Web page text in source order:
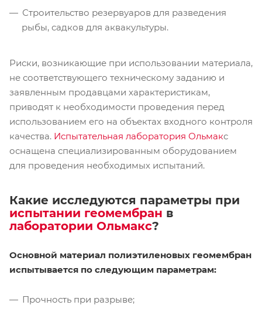
Строительство резервуаров для разведения
рыбы, садков для аквакультуры.
Риски, возникающие при использовании материала,
не соответствующего техническому заданию и
заявленным продавцами характеристикам,
приводят к необходимости проведения перед
использованием его на объектах входного контроля
качества. Испытательная лаборатория Ольмакс
оснащена специализированным оборудованием
для проведения необходимых испытаний.
Какие исследуются параметры при
испытании геомембран в
лаборатории Ольмакс?
Основной материал полиэтиленовых геомембран
испытывается по следующим параметрам:
Прочность при разрыве;